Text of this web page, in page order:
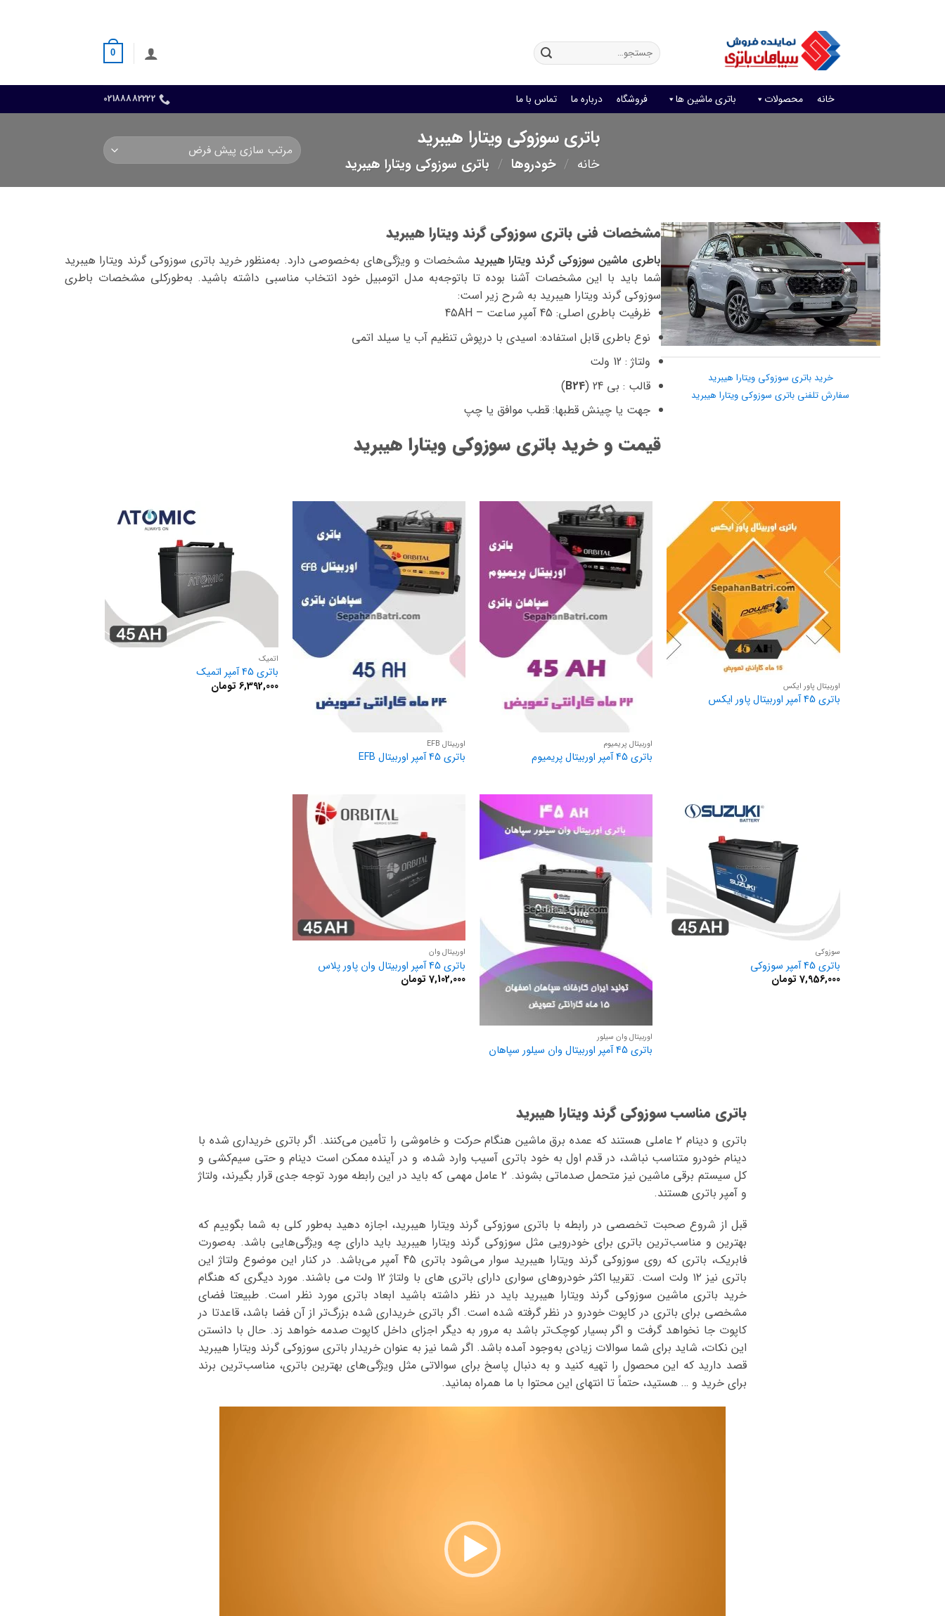
جستجو
برای:
0
خانه محصولات باتری ماشین ها فروشگاه درباره ما تماس با ما 02188882222
باتری سوزوکی ویتارا هیبرید
خانه / خودروها / باتری سوزوکی ویتارا هیبرید
خرید باتری سوزوکی ویتارا هیبرید
سفارش تلفنی باتری سوزوکی ویتارا هیبرید
مشخصات فنی باتری سوزوکی گرند ویتارا هیبرید
باطری ماشین سوزوکی گرند ویتارا هیبرید مشخصات و ویژگی‌های به‌خصوصی دارد. به‌منظور خرید باتری سوزوکی گرند ویتارا هیبرید
شما باید با این مشخصات آشنا بوده تا با‌توجه‌به مدل اتومبیل خود انتخاب مناسبی داشته باشید. به‌طورکلی مشخصات باطری
سوزوکی گرند ویتارا هیبرید به شرح زیر است:
ظرفیت باطری اصلی: 45 آمپر ساعت – 45AH
نوع باطری قابل استفاده: اسیدی با درپوش تنظیم آب یا سیلد اتمی
ولتاژ : 12 ولت
قالب : بی 24 (
B24
)
جهت یا چینش قطبها: قطب موافق یا چپ
قیمت و خرید باتری سوزوکی ویتارا هیبرید
اوربیتال پاور ایکس
باتری 45 آمپر اوربیتال پاور ایکس
اوربیتال پریمیوم
باتری 45 آمپر اوربیتال پریمیوم
اوربیتال EFB
باتری 45 آمپر اوربیتال EFB
اتمیک
باتری 45 آمپر اتمیک
6,392,000 تومان
سوزوکی
باتری 45 آمپر سوزوکی
7,956,000 تومان
اوربیتال وان سیلور
باتری 45 آمپر اوربیتال وان سیلور سپاهان
اوربیتال وان
باتری 45 آمپر اوربیتال وان پاور پلاس
7,102,000 تومان
باتری مناسب سوزوکی گرند ویتارا هیبرید
باتری و دینام ۲ عاملی هستند که عمده برق ماشین هنگام حرکت و خاموشی را تأمین می‌کنند. اگر باتری خریداری شده با
دینام خودرو متناسب نباشد، در قدم اول به خود باتری آسیب وارد شده، و در آینده ممکن است دینام و حتی سیم‌کشی و
کل سیستم برقی ماشین نیز متحمل صدماتی بشوند. ۲ عامل مهمی که باید در این رابطه مورد توجه جدی قرار بگیرند، ولتاژ
و آمپر باتری هستند.
قبل از شروع صحبت تخصصی در رابطه با باتری سوزوکی گرند ویتارا هیبرید، اجازه دهید به‌طور کلی به شما بگوییم که
بهترین و مناسب‌ترین باتری برای خودرویی مثل سوزوکی گرند ویتارا هیبرید باید دارای چه ویژگی‌هایی باشد. به‌صورت
فابریک، باتری که روی سوزوکی گرند ویتارا هیبرید سوار می‌شود باتری 45 آمپر می‌باشد. در کنار این موضوع ولتاژ این
باتری نیز ۱۲ ولت است. تقریبا اکثر خودروهای سواری دارای باتری های با ولتاژ 12 ولت می باشند. مورد دیگری که هنگام
خرید باتری ماشین سوزوکی گرند ویتارا هیبرید باید در نظر داشته باشید ابعاد باتری مورد نظر است. طبیعتا فضای
مشخصی برای باتری در کاپوت خودرو در نظر گرفته شده است. اگر باتری خریداری شده بزرگ‌تر از آن فضا باشد، قاعدتا در
کاپوت جا نخواهد گرفت و اگر بسیار کوچک‌تر باشد به مرور به دیگر اجزای داخل کاپوت صدمه خواهد زد. حال با دانستن
این نکات، شاید برای شما سوالات زیادی به‌وجود آمده باشد. اگر شما نیز به عنوان خریدار باتری سوزوکی گرند ویتارا هیبرید
قصد دارید که این محصول را تهیه کنید و به دنبال پاسخ برای سوالاتی مثل ویژگی‌های بهترین باتری، مناسب‌ترین برند
برای خرید و … هستید، حتماً تا انتهای این محتوا با ما همراه بمانید.